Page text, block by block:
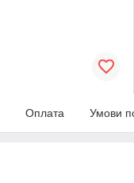
Оплата Умови